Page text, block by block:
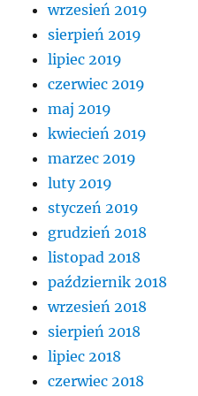
wrzesień 2019
sierpień 2019
lipiec 2019
czerwiec 2019
maj 2019
kwiecień 2019
marzec 2019
luty 2019
styczeń 2019
grudzień 2018
listopad 2018
październik 2018
wrzesień 2018
sierpień 2018
lipiec 2018
czerwiec 2018